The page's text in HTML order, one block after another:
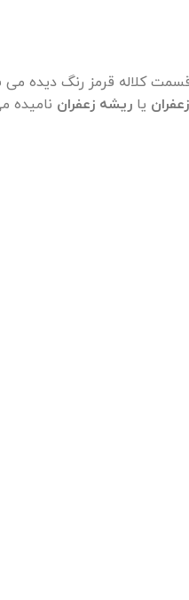
کلاله قرمز رنگ دیده
یا ریشه زعفران نامیده